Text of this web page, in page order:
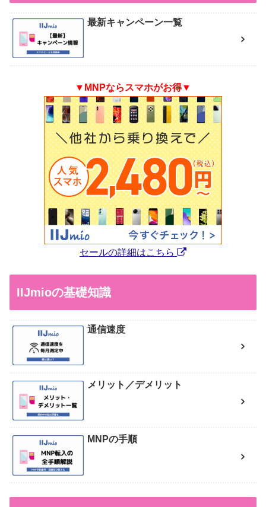
最新キャンペーン一覧
▼MNPならスマホがお得▼
セールの詳細はこちら
IIJmioの基礎知識
通信速度
メリット／デメリット
MNPの手順